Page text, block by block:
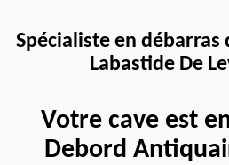
Spécialiste en débarras
Labastide De
Votre cave est
Debord